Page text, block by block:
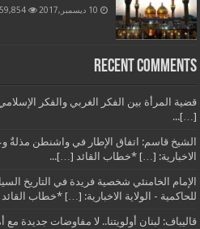
10 ديسمبر,2017 59,854
Recent Comments
قضية المرأة بين الفكر الغربي والفكر
[…]...
الشيخ قاسم: اتفاق الإطار في واشنطن مذلةٌ
الاخبارية: […] *خطاب القائد […]...
الإمام الخامنئي شخصية فريدة في التاريخ
للحاكمية - الولاية الاخبارية: […] *خطاب
قاليباف: لبنان أولويتنا.. لا مفاوضات جديدة مع